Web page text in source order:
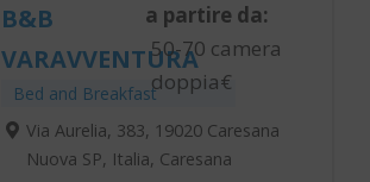
B&B
VARAVVENTURA
Bed and Breakfast
a partire da:
50-70 camera
doppia€
Via Aurelia, 383, 19020 Caresana
Nuova SP, Italia, Caresana